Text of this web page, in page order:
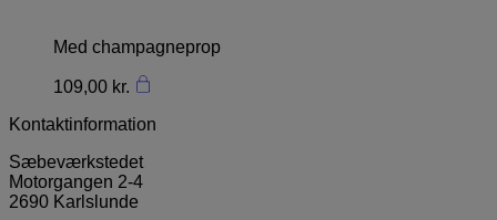
Med champagneprop
109,00 kr.
Kontaktinformation
Sæbeværkstedet
Motorgangen 2-4
2690 Karlslunde